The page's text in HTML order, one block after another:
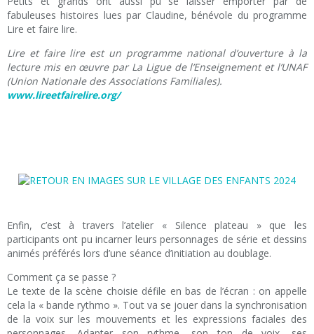
fabuleuses histoires lues par Claudine, bénévole du programme
Lire et faire lire.
Lire et faire lire est un programme national d’ouverture à la
lecture mis en œuvre par La Ligue de l’Enseignement et l’UNAF
(Union Nationale des Associations Familiales).
www.lireetfairelire.org/
Enfin, c’est à travers l’atelier « Silence plateau » que les
participants ont pu incarner leurs personnages de série et dessins
animés préférés lors d’une séance d’initiation au doublage.
Comment ça se passe ?
Le texte de la scène choisie défile en bas de l’écran : on appelle
cela la « bande rythmo ». Tout va se jouer dans la synchronisation
de la voix sur les mouvements et les expressions faciales des